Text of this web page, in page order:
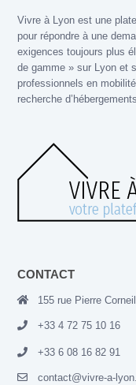
Vivre à Lyon est une
pour répondre à une
exigences toujours plus
de gamme » sur Lyon et
professionnels en
recherche
CONTACT
155 rue Pierre
+33 4 72 75 10 16
+33 6 08 16 82 91
contact@vivre-a-